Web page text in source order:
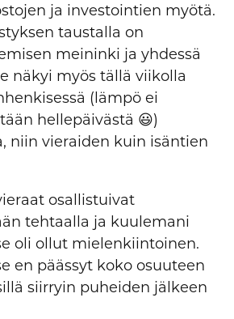
ja investointien myötä.
taustalla on
meininki ja yhdessä
näkyi myös tällä viikolla
(lämpö ei
hellepäivästä 😃)
niin vieraiden kuin isäntien
osallistuivat
tehtaalla ja kuulemani
oli ollut mielenkiintoinen.
en päässyt koko osuuteen
siirryin puheiden jälkeen